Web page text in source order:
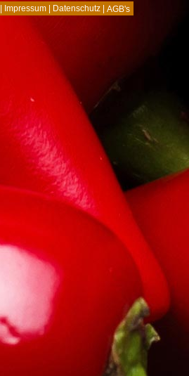
Impressum Datenschutz AGB's